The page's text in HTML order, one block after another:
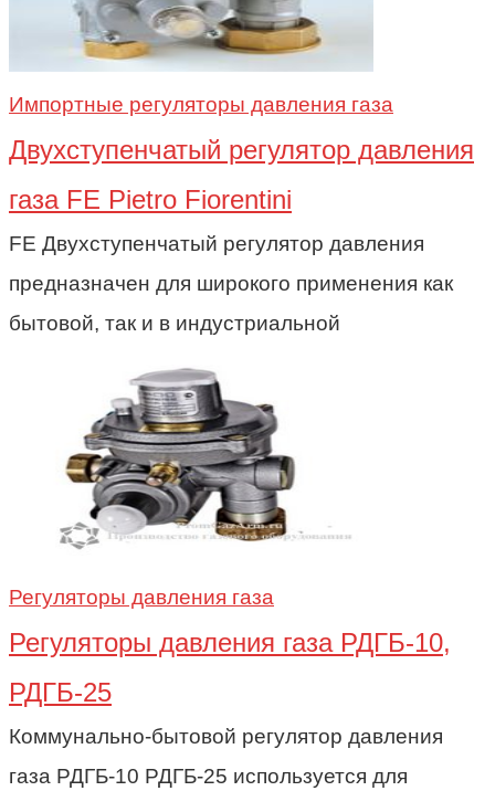
Импортные регуляторы давления газа
Двухступенчатый регулятор давления
газа FE Pietro Fiorentini
FE Двухступенчатый регулятор давления
предназначен для широкого применения как
бытовой, так и в индустриальной
Регуляторы давления газа
Регуляторы давления газа РДГБ-10,
РДГБ-25
Коммунально-бытовой регулятор давления
газа РДГБ-10 РДГБ-25 используется для